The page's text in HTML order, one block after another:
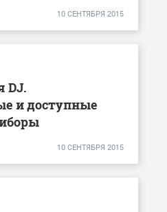
10 СЕНТЯБРЯ 2015
DJ.
и доступные
10 СЕНТЯБРЯ 2015